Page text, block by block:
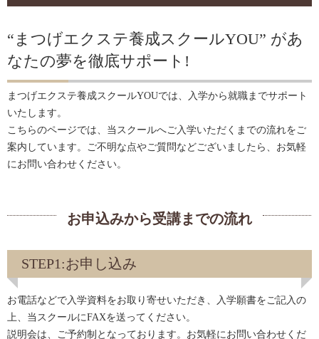
“まつげエクステ養成スクールYOU” があ
なたの夢を徹底サポート!
まつげエクステ養成スクールYOUでは、入学から就職までサポート
いたします。
こちらのページでは、当スクールへご入学いただくまでの流れをご
案内しています。ご不明な点やご質問などございましたら、お気軽
にお問い合わせください。
お申込みから受講までの流れ
STEP1:お申し込み
お電話などで入学資料をお取り寄せいただき、入学願書をご記入の
上、当スクールにFAXを送ってください。
説明会は、ご予約制となっております。お気軽にお問い合わせくだ